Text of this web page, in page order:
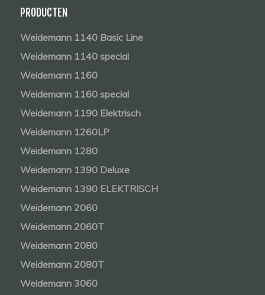
PRODUCTEN
Weidemann 1140 Basic Line
Weidemann 1140 special
Weidemann 1160
Weidemann 1160 special
Weidemann 1190 Elektrisch
Weidemann 1260LP
Weidemann 1280
Weidemann 1390 Deluxe
Weidemann 1390 ELEKTRISCH
Weidemann 2060
Weidemann 2060T
Weidemann 2080
Weidemann 2080T
Weidemann 3060